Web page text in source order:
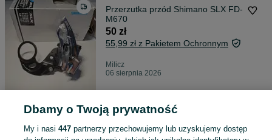
Przerzutka przód Shimano SLX FD-
M670
50 zł
55,99 zł z Pakietem Ochronnym
Milicz
06 sierpnia 2026
Wkład suportu BBB BB0-22 gxp
97,59 zł z Pakietem Ochronnym
Dbamy o Twoją prywatność
My i nasi 447partnerzy przechowujemy lub uzyskujemy dostęp